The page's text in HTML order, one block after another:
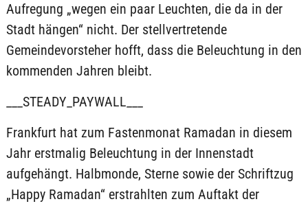
Aufregung „wegen ein paar Leuchten, die da in der
Stadt hängen“ nicht. Der stellvertretende
Gemeindevorsteher hofft, dass die Beleuchtung in den
kommenden Jahren bleibt.
___STEADY_PAYWALL___
Frankfurt hat zum Fastenmonat Ramadan in diesem
Jahr erstmalig Beleuchtung in der Innenstadt
aufgehängt. Halbmonde, Sterne sowie der Schriftzug
„Happy Ramadan“ erstrahlten zum Auftakt der